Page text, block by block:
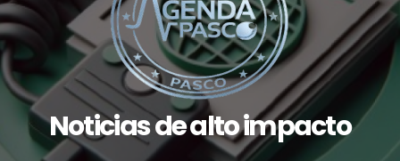
Noticias de alto impacto